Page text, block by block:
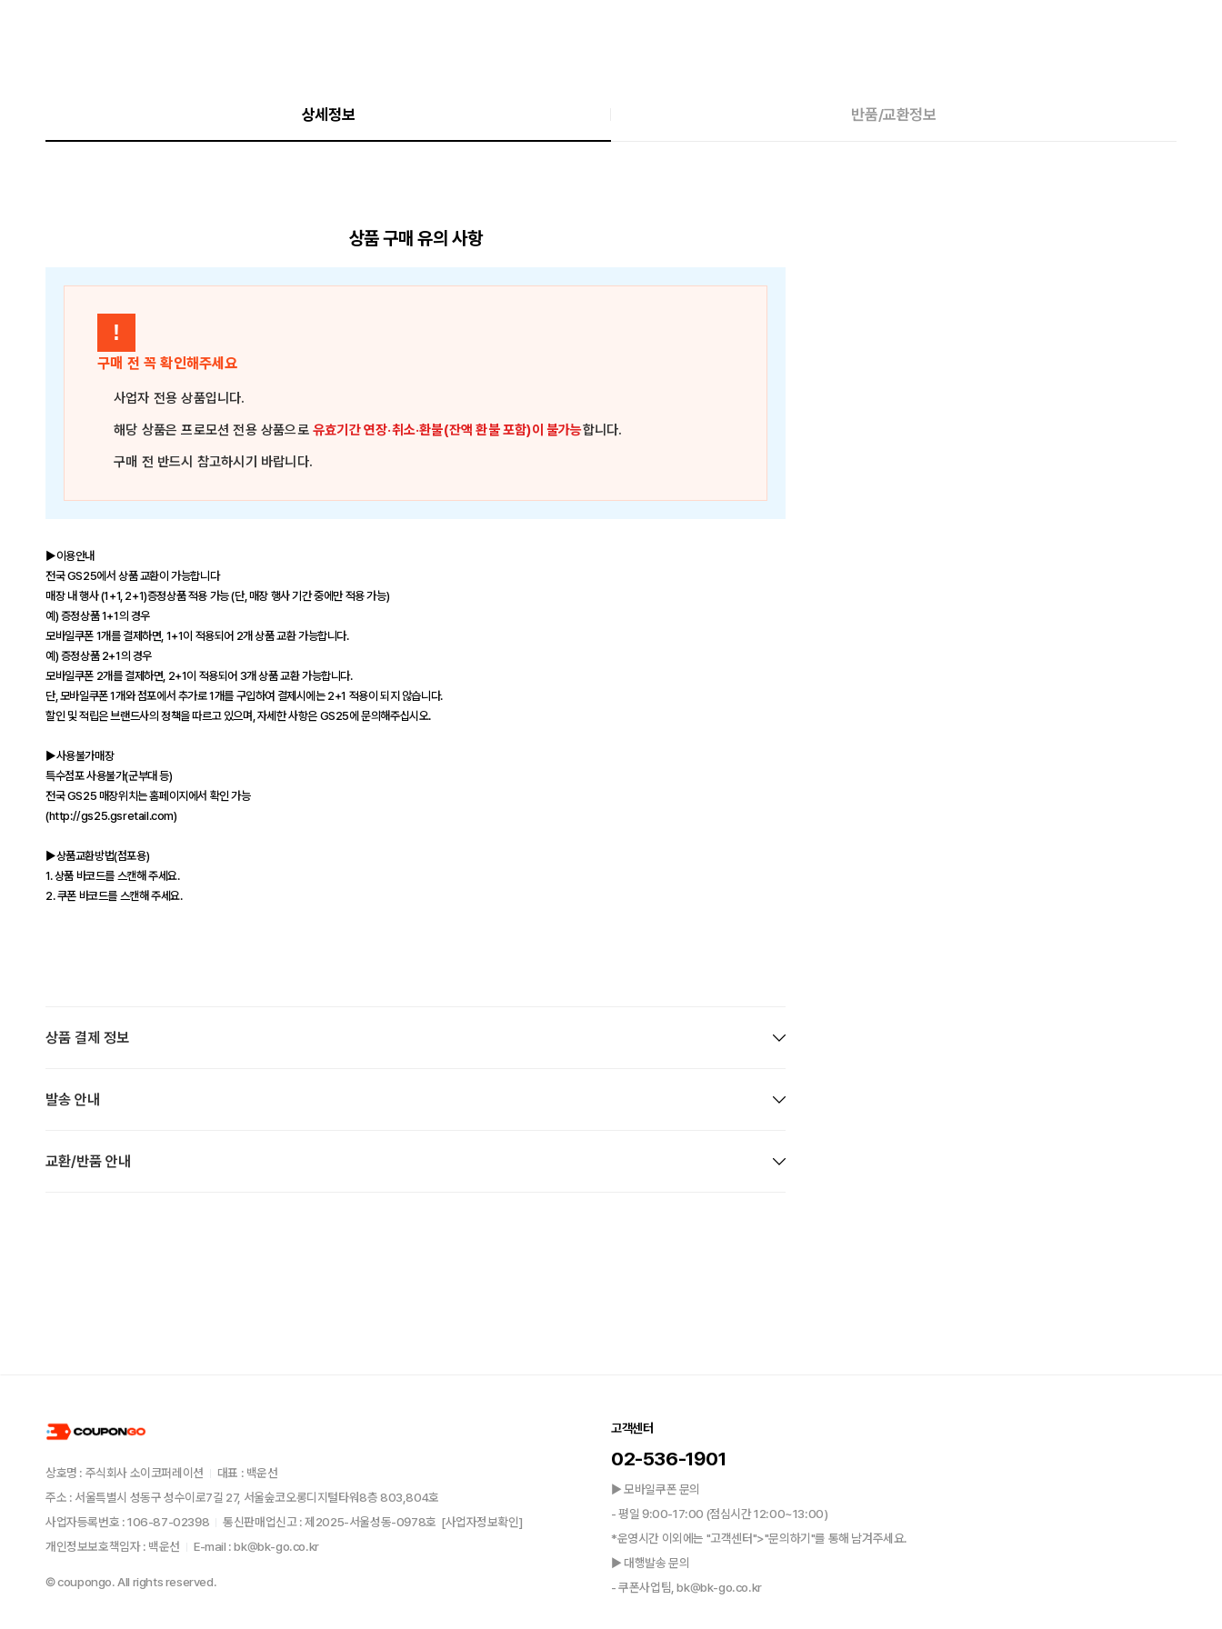
상세정보 반품/교환정보
상품 구매 유의 사항
!
구매 전 꼭 확인해주세요
사업자 전용 상품입니다.
해당 상품은프로모션 전용 상품으로유효기간 연장·취소·환불(잔액 환불 포함)이 불가능합니다.
구매 전 반드시 참고하시기 바랍니다.
▶이용안내
전국 GS25에서 상품 교환이 가능합니다
매장 내 행사 (1+1, 2+1)증정상품 적용 가능 (단, 매장 행사 기간 중에만 적용 가능)
예) 증정상품 1+1의 경우
모바일쿠폰 1개를 결제하면, 1+1이 적용되어 2개 상품 교환 가능합니다.
예) 증정상품 2+1의 경우
모바일쿠폰 2개를 결제하면, 2+1이 적용되어 3개 상품 교환 가능합니다.
단, 모바일쿠폰 1개와 점포에서 추가로 1개를 구입하여 결제시에는 2+1 적용이 되지 않습니다.
할인 및 적립은 브랜드사의 정책을 따르고 있으며, 자세한 사항은 GS25에 문의해주십시오.
▶사용불가매장
특수점포 사용불가(군부대 등)
전국 GS25 매장위치는 홈페이지에서 확인 가능
(http://gs25.gsretail.com)
▶상품교환방법(점포용)
1. 상품 바코드를 스캔해 주세요.
2. 쿠폰 바코드를 스캔해 주세요.
상품 결제 정보
발송 안내
교환/반품 안내
상호명 : 주식회사 소이코퍼레이션
대표 : 백운선
주소 : 서울특별시 성동구 성수이로7길 27, 서울숲코오롱디지털타워8층 803,804호
사업자등록번호 : 106-87-02398
통신판매업신고 : 제2025-서울성동-0978호 [사업자정보확인]
개인정보보호책임자 : 백운선
E-mail : bk@bk-go.co.kr
© coupongo. All rights reserved.
고객센터
02-536-1901
▶ 모바일쿠폰 문의
- 평일 9:00-17:00 (점심시간 12:00~13:00)
*운영시간 이외에는 "고객센터">"문의하기"를 통해 남겨주세요.
▶ 대행발송 문의
- 쿠폰사업팀, bk@bk-go.co.kr